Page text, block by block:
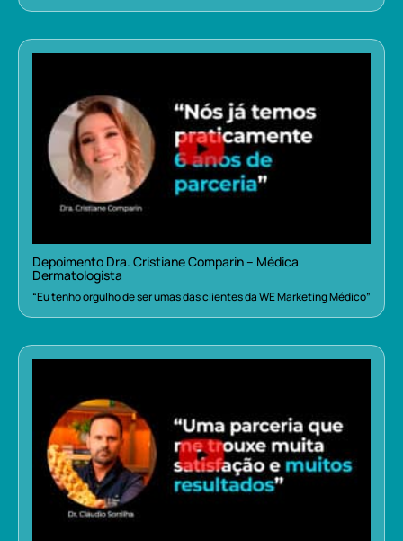
Depoimento Dra. Cristiane Comparin – Médica
Dermatologista
“Eu tenho orgulho de ser umas das clientes da WE Marketing Médico”